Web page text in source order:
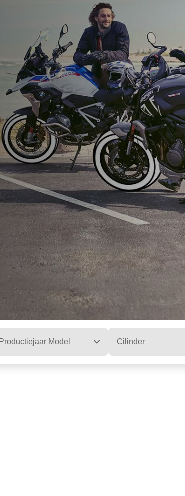
Productiejaar Model Cilinder